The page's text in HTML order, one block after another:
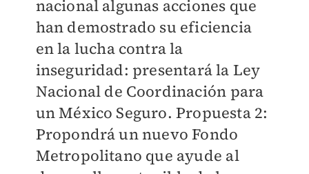
nacional algunas acciones que
han demostrado su eficiencia
en la lucha contra la
inseguridad: presentará la Ley
Nacional de Coordinación para
un México Seguro. Propuesta 2:
Propondrá un nuevo Fondo
Metropolitano que ayude al